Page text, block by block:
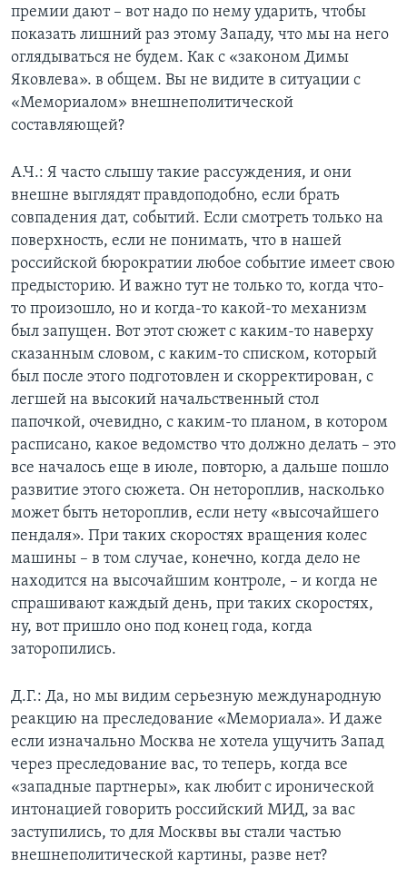
премии дают – вот надо по нему ударить, чтобы
показать лишний раз этому Западу, что мы на него
оглядываться не будем. Как с «законом Димы
Яковлева». в общем. Вы не видите в ситуации с
«Мемориалом» внешнеполитической
составляющей?
А.Ч.: Я часто слышу такие рассуждения, и они
внешне выглядят правдоподобно, если брать
совпадения дат, событий. Если смотреть только на
поверхность, если не понимать, что в нашей
российской бюрократии любое событие имеет свою
предысторию. И важно тут не только то, когда что-
то произошло, но и когда-то какой-то механизм
был запущен. Вот этот сюжет с каким-то наверху
сказанным словом, с каким-то списком, который
был после этого подготовлен и скорректирован, с
легшей на высокий начальственный стол
папочкой, очевидно, с каким-то планом, в котором
расписано, какое ведомство что должно делать – это
все началось еще в июле, повторю, а дальше пошло
развитие этого сюжета. Он нетороплив, насколько
может быть нетороплив, если нету «высочайшего
пендаля». При таких скоростях вращения колес
машины – в том случае, конечно, когда дело не
находится на высочайшим контроле, – и когда не
спрашивают каждый день, при таких скоростях,
ну, вот пришло оно под конец года, когда
заторопились.
Д.Г.: Да, но мы видим серьезную международную
реакцию на преследование «Мемориала». И даже
если изначально Москва не хотела ущучить Запад
через преследование вас, то теперь, когда все
«западные партнеры», как любит с иронической
интонацией говорить российский МИД, за вас
заступились, то для Москвы вы стали частью
внешнеполитической картины, разве нет?